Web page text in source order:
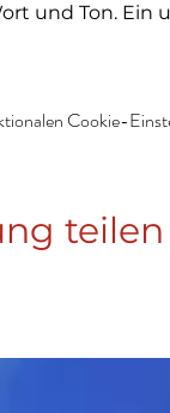
und Ton. Ein
Cookie-
teilen